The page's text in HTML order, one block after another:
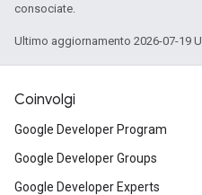
consociate.
Ultimo aggiornamento 2026-07-19
Coinvolgi
Google Developer Program
Google Developer Groups
Google Developer Experts